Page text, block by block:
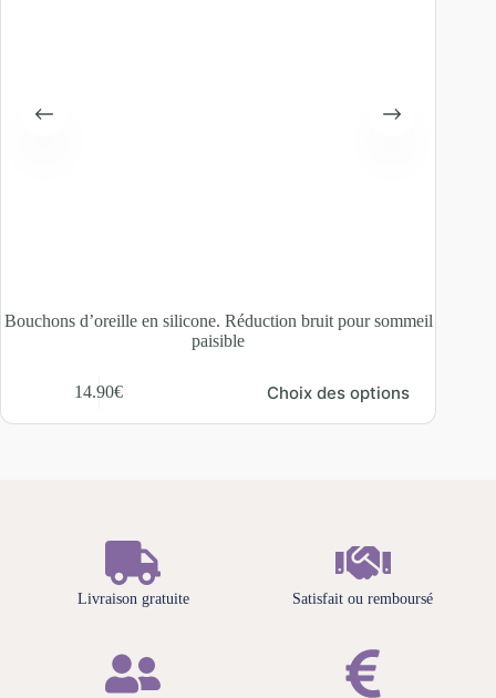
Bouchons d’oreille en silicone. Réduction bruit pour sommeil
paisible
14.90€ Choix des options
Livraison gratuite Satisfait ou remboursé